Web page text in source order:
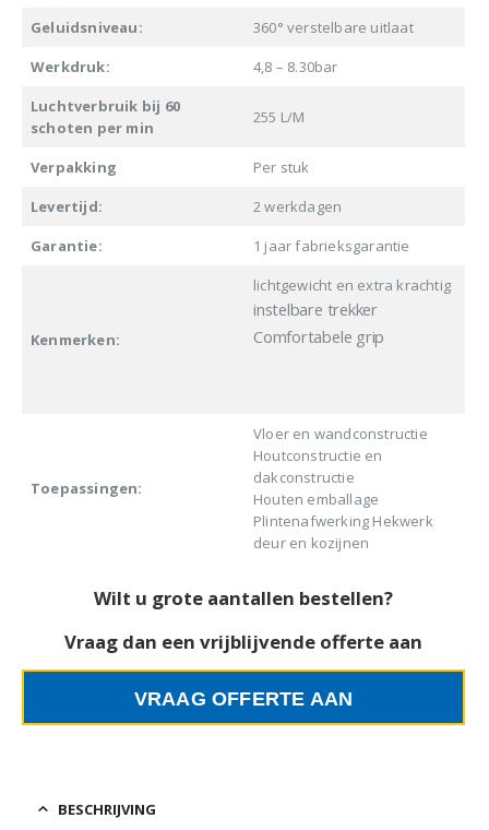
Geluidsniveau:
360° verstelbare uitlaat
Werkdruk:
4,8 – 8.30bar
Luchtverbruik bij 60
schoten per min
255 L/M
Verpakking
Per stuk
Levertijd:
2 werkdagen
Garantie:
1 jaar fabrieksgarantie
Kenmerken:
lichtgewicht en extra krachtig
instelbare trekker
Comfortabele grip
Toepassingen:
Vloer en wandconstructie
Houtconstructie en
dakconstructie
Houten emballage
Plintenafwerking Hekwerk
deur en kozijnen
Wilt u grote aantallen bestellen?
Vraag dan een vrijblijvende offerte aan
VRAAG OFFERTE AAN
BESCHRIJVING